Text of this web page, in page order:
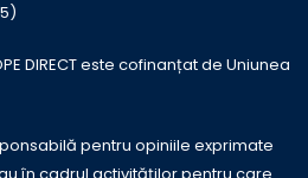
DIRECT este cofinanțat de Uniunea
pentru opiniile exprimate